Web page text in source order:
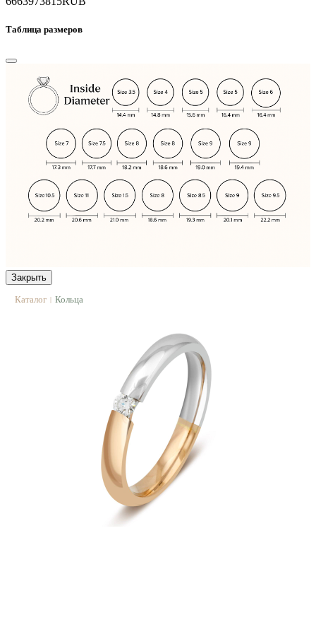
Таблица размеров
Закрыть
Каталог | Кольца